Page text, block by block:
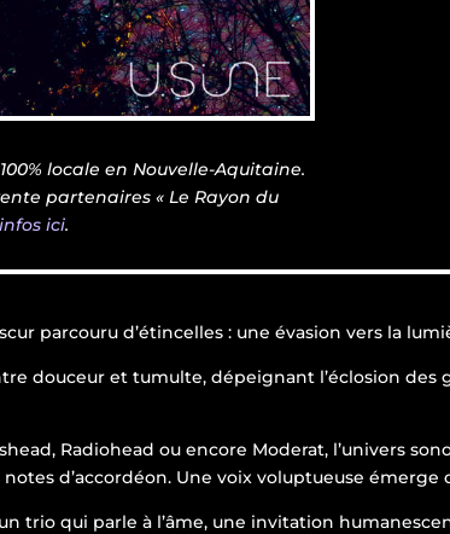
locale en Nouvelle-Aquitaine.
partenaires « Le Rayon du
ici.
parcouru d’étincelles : une évasion vers la
douceur et tumulte, dépeignant l’éclosion
Radiohead ou encore Moderat, l’univers
d’accordéon. Une voix voluptueuse
trio qui parle à l’âme, une invitation